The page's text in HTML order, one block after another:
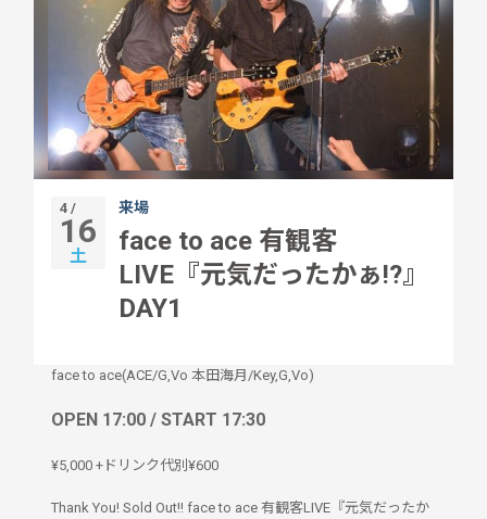
4 /
16
土
来場
face to ace 有観客
LIVE『元気だったかぁ!?』
DAY1
face to ace(ACE/G,Vo 本田海月/Key,G,Vo)
OPEN 17:00 / START 17:30
¥5,000 +ドリンク代別¥600
Thank You! Sold Out!! face to ace 有観客LIVE『元気だったか